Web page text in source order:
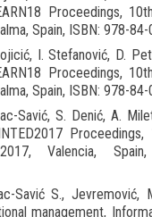
Proceedings,
Spain, ISBN: 978-
I. Stefanović, D.
Proceedings,
Spain, ISBN: 978-
Savić, S. Denić, A.
Valencia,
Savić S.,
management,